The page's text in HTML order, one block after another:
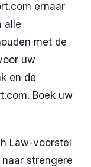
ernaar
alle
met de
uw
en de
Boek uw
Law-voorstel
strengere